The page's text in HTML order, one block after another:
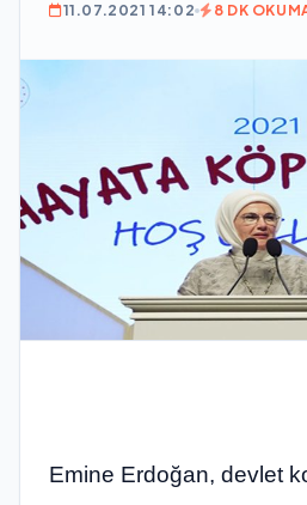
11.07.2021 14:02 8 DK
Emine Erdoğan, devlet